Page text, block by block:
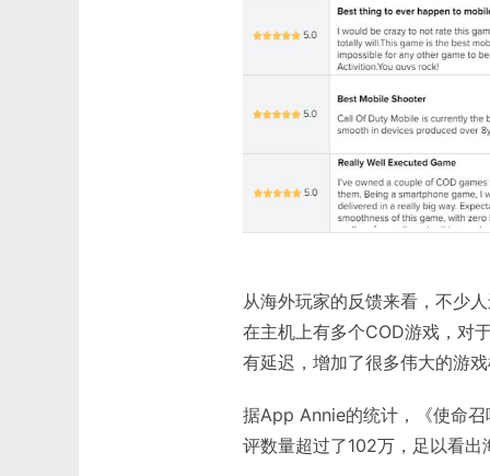
从海外玩家的反馈来看，不少
在主机上有多个COD游戏，对
有延迟，增加了很多伟大的游
据App Annie的统计，《使命
评数量超过了102万，足以看